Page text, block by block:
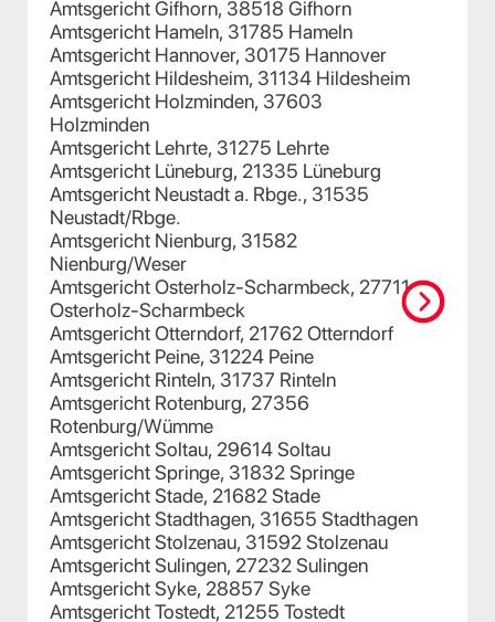
Amtsgericht Gifhorn, 38518 Gifhorn
Amtsgericht Hameln, 31785 Hameln
Amtsgericht Hannover, 30175 Hannover
Amtsgericht Hildesheim, 31134 Hildesheim
Amtsgericht Holzminden, 37603
Holzminden
Amtsgericht Lehrte, 31275 Lehrte
Amtsgericht Lüneburg, 21335 Lüneburg
Amtsgericht Neustadt a. Rbge., 31535
Neustadt/Rbge.
Amtsgericht Nienburg, 31582
Nienburg/Weser
Amtsgericht Osterholz-Scharmbeck, 27711
Osterholz-Scharmbeck
Amtsgericht Otterndorf, 21762 Otterndorf
Amtsgericht Peine, 31224 Peine
Amtsgericht Rinteln, 31737 Rinteln
Amtsgericht Rotenburg, 27356
Rotenburg/Wümme
Amtsgericht Soltau, 29614 Soltau
Amtsgericht Springe, 31832 Springe
Amtsgericht Stade, 21682 Stade
Amtsgericht Stadthagen, 31655 Stadthagen
Amtsgericht Stolzenau, 31592 Stolzenau
Amtsgericht Sulingen, 27232 Sulingen
Amtsgericht Syke, 28857 Syke
Amtsgericht Tostedt, 21255 Tostedt